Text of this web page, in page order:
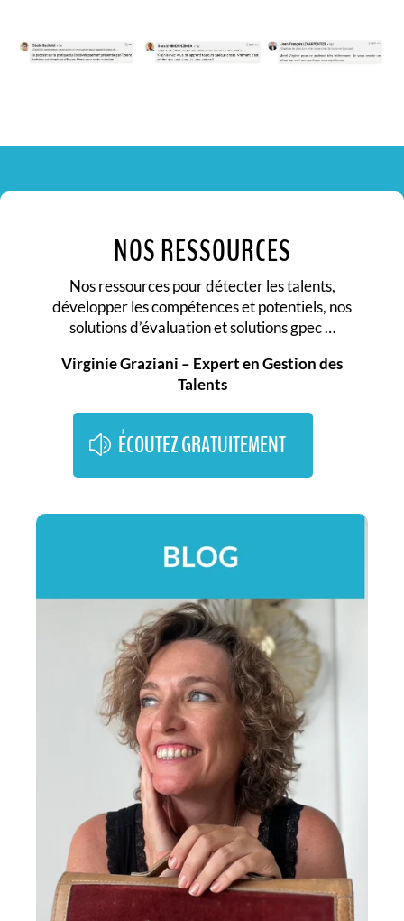
NOS RESSOURCES
Nos ressources pour détecter les talents,
développer les compétences et potentiels, nos
solutions d’évaluation et solutions gpec …
Virginie Graziani – Expert en Gestion des
Talents
ÉCOUTEZ GRATUITEMENT